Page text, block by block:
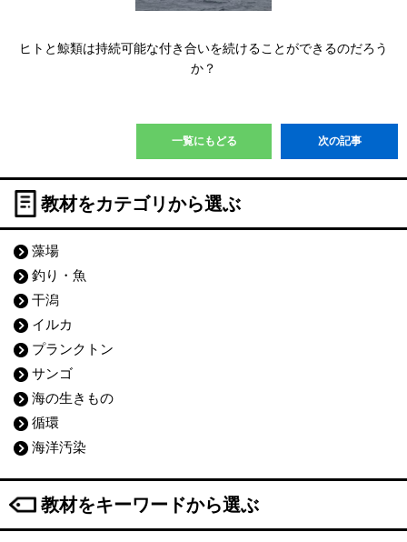
ヒトと鯨類は持続可能な付き合いを続けることができるのだろう
か？
一覧にもどる 次の記事
教材をカテゴリから選ぶ
藻場
釣り・魚
干潟
イルカ
プランクトン
サンゴ
海の生きもの
循環
海洋汚染
教材をキーワードから選ぶ